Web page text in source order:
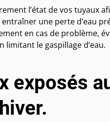
l’état de vos tuyaux
une perte d’eau
en cas de problème,
limitant le gaspillage d’eau.
exposés